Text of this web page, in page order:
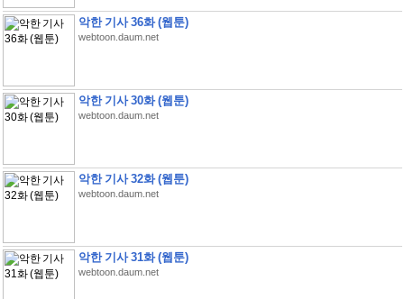
악한 기사 36화 (웹툰)
webtoon.daum.net
악한 기사 30화 (웹툰)
webtoon.daum.net
악한 기사 32화 (웹툰)
webtoon.daum.net
악한 기사 31화 (웹툰)
webtoon.daum.net